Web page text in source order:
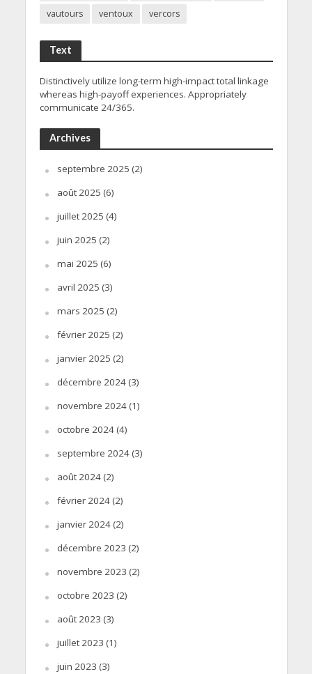
vautours ventoux vercors
Text
Distinctively utilize long-term high-impact total linkage
whereas high-payoff experiences. Appropriately
communicate 24/365.
Archives
septembre 2025 (2)
août 2025 (6)
juillet 2025 (4)
juin 2025 (2)
mai 2025 (6)
avril 2025 (3)
mars 2025 (2)
février 2025 (2)
janvier 2025 (2)
décembre 2024(3)
novembre 2024(1)
octobre 2024(4)
septembre 2024(3)
août 2024(2)
février 2024(2)
janvier 2024(2)
décembre 2023 (2)
novembre 2023 (2)
octobre 2023 (2)
août 2023 (3)
juillet 2023 (1)
juin 2023 (3)